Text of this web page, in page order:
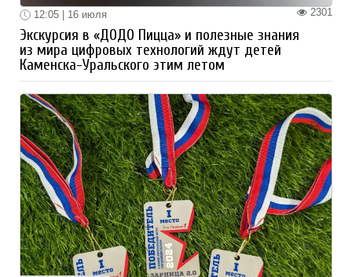
2301
12:05 | 16 июля
Экскурсия в «ДОДО Пицца» и полезные знания
из мира цифровых технологий ждут детей
Каменска-Уральского этим летом